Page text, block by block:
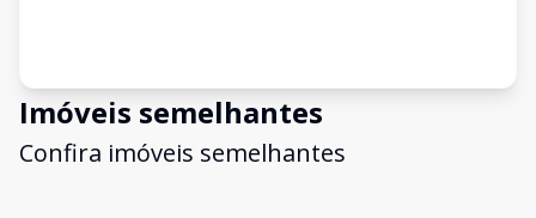
Imóveis semelhantes
Confira imóveis semelhantes